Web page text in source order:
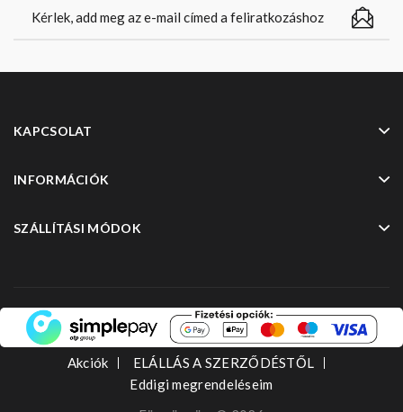
KAPCSOLAT
INFORMÁCIÓK
SZÁLLÍTÁSI MÓDOK
Akciók
ELÁLLÁS A SZERZŐDÉSTŐL
Eddigi megrendeléseim